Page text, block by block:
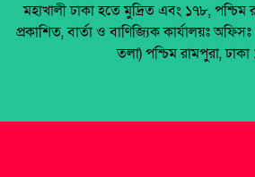
২৪ অবৈধ অভিবাসী আটক
থাইল্যান্ডে রিসোর্ট থেকে ২১
মহাখালী ঢাকা হতে মুদ্রিত এবং ১৭৮, পশ্চিম
প্রকাশিত, বার্তা ও বাণিজ্যিক কার্যালয়ঃ
তলা) পশ্চিম রামপুরা,